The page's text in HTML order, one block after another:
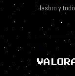
Hasbro y